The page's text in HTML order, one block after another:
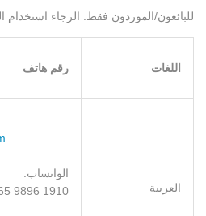
.للبائعون/الموردون فقط: الرجاء استخدام
رقم هاتف اللغات
:الواتساب
9896 1910
العربية